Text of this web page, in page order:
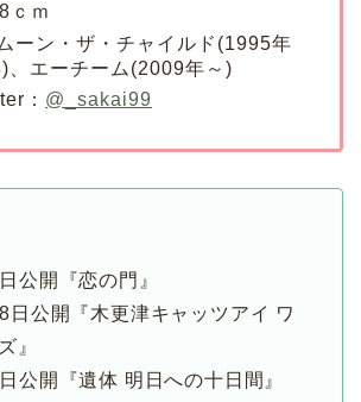
ｃｍ
ーン・ザ・チャイルド(1995年
、エーチーム(2009年～)
： @_sakai99
公開『恋の門』
日公開『木更津キャッツアイ ワ
』
公開『遺体 明日への十日間』